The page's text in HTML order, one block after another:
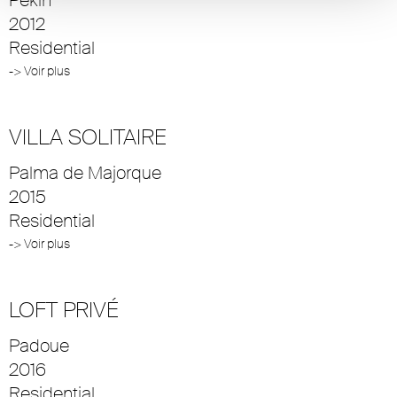
2012
Residential
-> Voir plus
VILLA SOLITAIRE
Palma de Majorque
2015
Residential
-> Voir plus
LOFT PRIVÉ
Padoue
2016